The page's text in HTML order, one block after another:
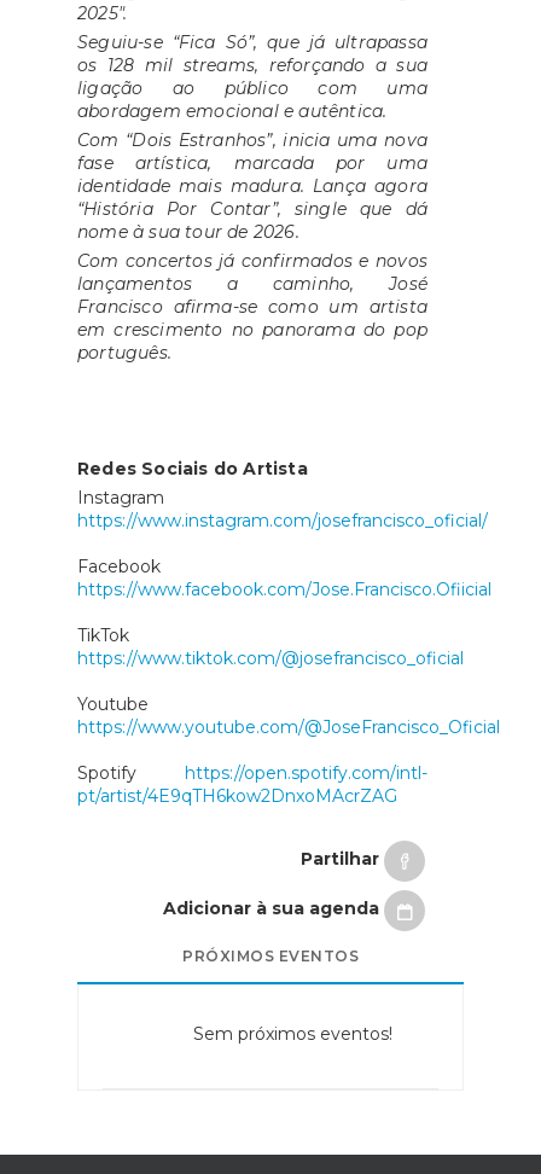
2025".
Seguiu-se “Fica Só”, que já ultrapassa
os 128 mil streams, reforçando a sua
ligação ao público com uma
abordagem emocional e autêntica.
Com “Dois Estranhos”, inicia uma nova
fase artística, marcada por uma
identidade mais madura. Lança agora
“História Por Contar”, single que dá
nome à sua tour de 2026.
Com concertos já confirmados e novos
lançamentos a caminho, José
Francisco afirma-se como um artista
em crescimento no panorama do pop
português.
Redes Sociais do Artista
Instagram
https://www.instagram.com/josefrancisco_oficial/
Facebook
https://www.facebook.com/Jose.Francisco.Ofiicial
TikTok
https://www.tiktok.com/@josefrancisco_oficial
Youtube
https://www.youtube.com/@JoseFrancisco_Oficial
Spotify https://open.spotify.com/intl-
pt/artist/4E9qTH6kow2DnxoMAcrZAG
Partilhar
Adicionar à sua agenda
PRÓXIMOS EVENTOS
Sem próximos eventos!